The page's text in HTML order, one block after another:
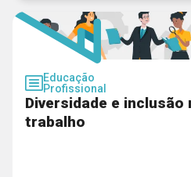
Educação
Profissional
Diversidade e inclusão
trabalho